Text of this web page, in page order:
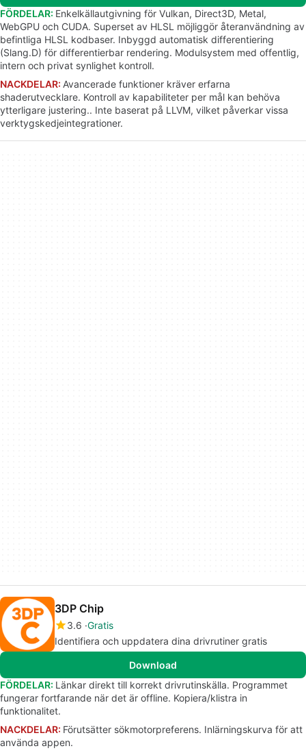
FÖRDELAR: Enkelkällautgivning för Vulkan, Direct3D, Metal,
WebGPU och CUDA. Superset av HLSL möjliggör återanvändning av
befintliga HLSL kodbaser. Inbyggd automatisk differentiering
(Slang.D) för differentierbar rendering. Modulsystem med offentlig,
intern och privat synlighet kontroll.
NACKDELAR: Avancerade funktioner kräver erfarna
shaderutvecklare. Kontroll av kapabiliteter per mål kan behöva
ytterligare justering.. Inte baserat på LLVM, vilket påverkar vissa
verktygskedjeintegrationer.
3DP Chip
3.6 Gratis
Identifiera och uppdatera dina drivrutiner gratis
Download
FÖRDELAR: Länkar direkt till korrekt drivrutinskälla. Programmet
fungerar fortfarande när det är offline. Kopiera/klistra in
funktionalitet.
NACKDELAR: Förutsätter sökmotorpreferens. Inlärningskurva för att
använda appen.